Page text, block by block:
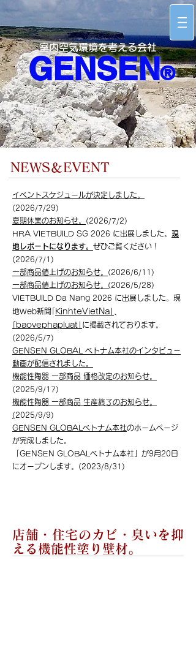
​GENSEN®
室内空気環境を考える会社
NEWS＆EVENT
イベントスケジュールが決定しました。
(2026/7/29)
夏期休業のお知らせ。 (2026/7/2)
HRA VIETBUILD SG 2026 に出展しました。 現
地レポートになります。 ぜひご覧ください！
(2026/7/1)
一部商品値上げのお知らせ。 (2026/6/11)
​一部商品値上げのお知らせ。(2026/5/28)
VIETBUILD Da Nang 2026 に出展しました。現
地Web新聞
KinhteVietNa｣
baovephapluat｣
に掲載されております。
(2026/5/7)
GENSEN GLOBAL ベトナム本社のインタビュー
動画が配信されました。
機能性陶器 一部商品 価格改定のお知らせ。
(2025/9/17)
機能性陶器 一部商品 生産終了のお知らせ。
(2025/9/9)
GENSEN GLOBALベトナム本社のホームページ
が完成しました。
「GENSEN GLOBALベトナム本社」が9月20日
にオープンします。(2023/8/31)
店舗・住宅のカビ・臭いを抑
える機能性塗り壁材。